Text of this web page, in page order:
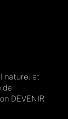
naturel et
de
DEVENIR